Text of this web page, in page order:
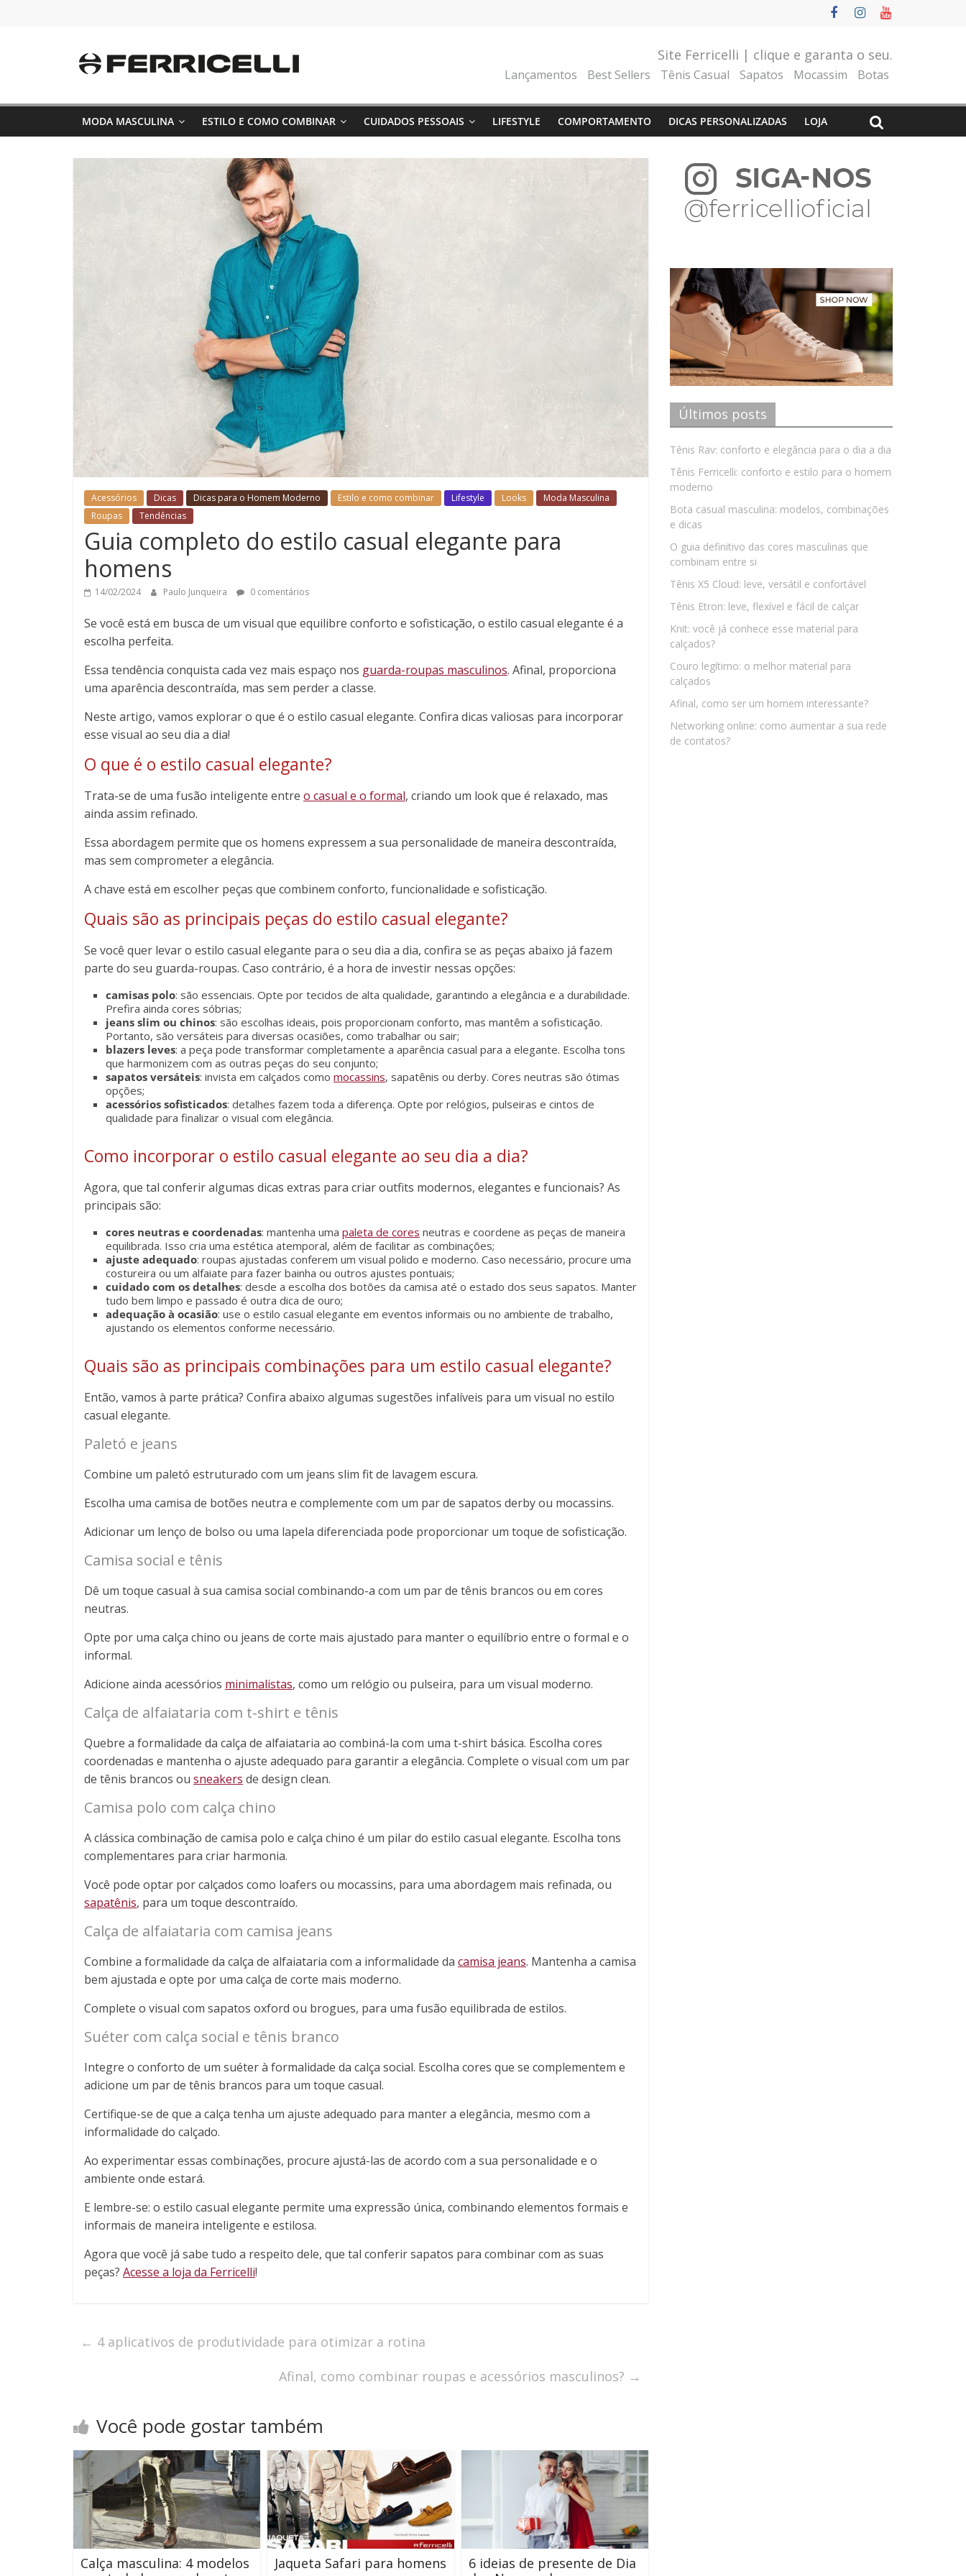
Site Ferricelli | clique e garanta o seu.
Lançamentos Best Sellers Tênis Casual Sapatos Mocassim Botas
MODA MASCULINA ESTILO E COMO COMBINAR CUIDADOS PESSOAIS LIFESTYLE COMPORTAMENTO DICAS PERSONALIZADAS LOJA
Acessórios Dicas Dicas para o Homem Moderno Estilo e como combinar Lifestyle Looks
Moda Masculina
Roupas
Tendências
Guia completo do estilo casual elegante para
homens
14/02/2024 Paulo Junqueira 0 comentários
Se você está em busca de um visual que equilibre conforto e sofisticação, o estilo casual elegante é a
escolha perfeita.
Essa tendência conquista cada vez mais espaço nos guarda-roupas masculinos. Afinal, proporciona
uma aparência descontraída, mas sem perder a classe.
Neste artigo, vamos explorar o que é o estilo casual elegante. Confira dicas valiosas para incorporar
esse visual ao seu dia a dia!
O que é o estilo casual elegante?
Trata-se de uma fusão inteligente entre o casual e o formal, criando um look que é relaxado, mas
ainda assim refinado.
Essa abordagem permite que os homens expressem a sua personalidade de maneira descontraída,
mas sem comprometer a elegância.
A chave está em escolher peças que combinem conforto, funcionalidade e sofisticação.
Quais são as principais peças do estilo casual elegante?
Se você quer levar o estilo casual elegante para o seu dia a dia, confira se as peças abaixo já fazem
parte do seu guarda-roupas. Caso contrário, é a hora de investir nessas opções:
camisas polo: são essenciais. Opte por tecidos de alta qualidade, garantindo a elegância e a durabilidade.
Prefira ainda cores sóbrias;
jeans slim ou chinos: são escolhas ideais, pois proporcionam conforto, mas mantêm a sofisticação.
Portanto, são versáteis para diversas ocasiões, como trabalhar ou sair;
blazers leves: a peça pode transformar completamente a aparência casual para a elegante. Escolha tons
que harmonizem com as outras peças do seu conjunto;
sapatos versáteis: invista em calçados como mocassins, sapatênis ou derby. Cores neutras são ótimas
opções;
acessórios sofisticados: detalhes fazem toda a diferença. Opte por relógios, pulseiras e cintos de
qualidade para finalizar o visual com elegância.
Como incorporar o estilo casual elegante ao seu dia a dia?
Agora, que tal conferir algumas dicas extras para criar outfits modernos, elegantes e funcionais? As
principais são:
cores neutras e coordenadas: mantenha uma paleta de cores neutras e coordene as peças de maneira
equilibrada. Isso cria uma estética atemporal, além de facilitar as combinações;
ajuste adequado: roupas ajustadas conferem um visual polido e moderno. Caso necessário, procure uma
costureira ou um alfaiate para fazer bainha ou outros ajustes pontuais;
cuidado com os detalhes: desde a escolha dos botões da camisa até o estado dos seus sapatos. Manter
tudo bem limpo e passado é outra dica de ouro;
adequação à ocasião: use o estilo casual elegante em eventos informais ou no ambiente de trabalho,
ajustando os elementos conforme necessário.
Quais são as principais combinações para um estilo casual elegante?
Então, vamos à parte prática? Confira abaixo algumas sugestões infalíveis para um visual no estilo
casual elegante.
Paletó e jeans
Combine um paletó estruturado com um jeans slim fit de lavagem escura.
Escolha uma camisa de botões neutra e complemente com um par de sapatos derby ou mocassins.
Adicionar um lenço de bolso ou uma lapela diferenciada pode proporcionar um toque de sofisticação.
Camisa social e tênis
Dê um toque casual à sua camisa social combinando-a com um par de tênis brancos ou em cores
neutras.
Opte por uma calça chino ou jeans de corte mais ajustado para manter o equilíbrio entre o formal e o
informal.
Adicione ainda acessórios minimalistas, como um relógio ou pulseira, para um visual moderno.
Calça de alfaiataria com t-shirt e tênis
Quebre a formalidade da calça de alfaiataria ao combiná-la com uma t-shirt básica. Escolha cores
coordenadas e mantenha o ajuste adequado para garantir a elegância. Complete o visual com um par
de tênis brancos ou sneakers de design clean.
Camisa polo com calça chino
A clássica combinação de camisa polo e calça chino é um pilar do estilo casual elegante. Escolha tons
complementares para criar harmonia.
Você pode optar por calçados como loafers ou mocassins, para uma abordagem mais refinada, ou
sapatênis, para um toque descontraído.
Calça de alfaiataria com camisa jeans
Combine a formalidade da calça de alfaiataria com a informalidade da camisa jeans. Mantenha a camisa
bem ajustada e opte por uma calça de corte mais moderno.
Complete o visual com sapatos oxford ou brogues, para uma fusão equilibrada de estilos.
Suéter com calça social e tênis branco
Integre o conforto de um suéter à formalidade da calça social. Escolha cores que se complementem e
adicione um par de tênis brancos para um toque casual.
Certifique-se de que a calça tenha um ajuste adequado para manter a elegância, mesmo com a
informalidade do calçado.
Ao experimentar essas combinações, procure ajustá-las de acordo com a sua personalidade e o
ambiente onde estará.
E lembre-se: o estilo casual elegante permite uma expressão única, combinando elementos formais e
informais de maneira inteligente e estilosa.
Agora que você já sabe tudo a respeito dele, que tal conferir sapatos para combinar com as suas
peças? Acesse a loja da Ferricelli!
← 4 aplicativos de produtividade para otimizar a rotina
Afinal, como combinar roupas e acessórios masculinos? →
Você pode gostar também
Calça masculina: 4 modelos
Jaqueta Safari para homens
6 ideias de presente de Dia
Últimos posts
Tênis Rav: conforto e elegância para o dia a dia
Tênis Ferricelli: conforto e estilo para o homem
moderno
Bota casual masculina: modelos, combinações
e dicas
O guia definitivo das cores masculinas que
combinam entre si
Tênis X5 Cloud: leve, versátil e confortável
Tênis Etron: leve, flexível e fácil de calçar
Knit: você já conhece esse material para
calçados?
Couro legítimo: o melhor material para
calçados
Afinal, como ser um homem interessante?
Networking online: como aumentar a sua rede
de contatos?